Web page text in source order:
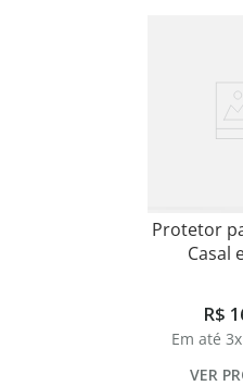
Protetor
Casal
R$
Em até 3
VER